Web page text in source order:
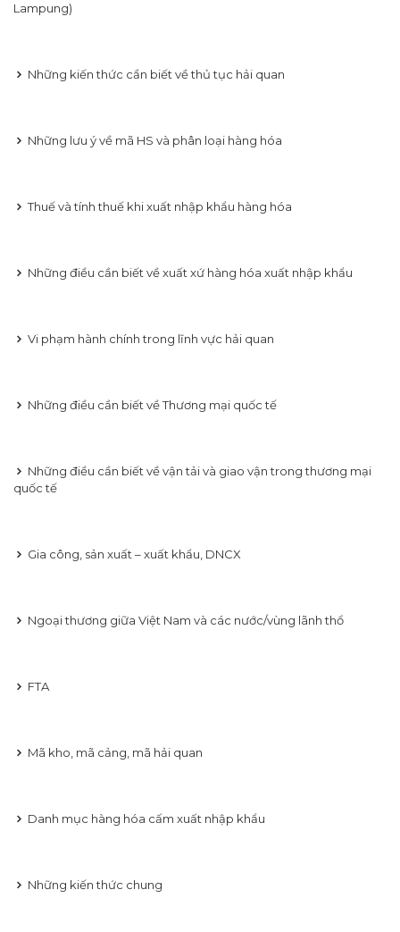
Lampung)
Những kiến thức cần biết về thủ tục hải quan
Những lưu ý về mã HS và phân loại hàng hóa
Thuế và tính thuế khi xuất nhập khẩu hàng hóa
Những điều cần biết về xuất xứ hàng hóa xuất nhập khẩu
Vi phạm hành chính trong lĩnh vực hải quan
Những điều cần biết về Thương mại quốc tế
Những điều cần biết về vận tải và giao vận trong thương mại
quốc tế
Gia công, sản xuất – xuất khẩu, DNCX
Ngoại thương giữa Việt Nam và các nước/vùng lãnh thổ
FTA
Mã kho, mã cảng, mã hải quan
Danh mục hàng hóa cấm xuất nhập khẩu
Những kiến thức chung